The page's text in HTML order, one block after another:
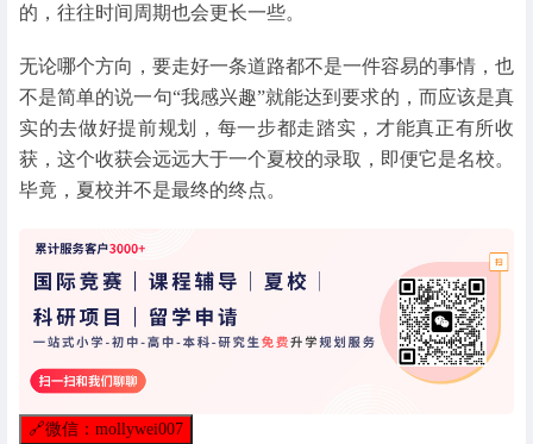
的，往往时间周期也会更长一些。
无论哪个方向，要走好一条道路都不是一件容易的事情，也
不是简单的说一句“我感兴趣”就能达到要求的，而应该是真
实的去做好提前规划，每一步都走踏实，才能真正有所收
获，这个收获会远远大于一个夏校的录取，即便它是名校。
毕竟，夏校并不是最终的终点。
🔗微信：mollywei007